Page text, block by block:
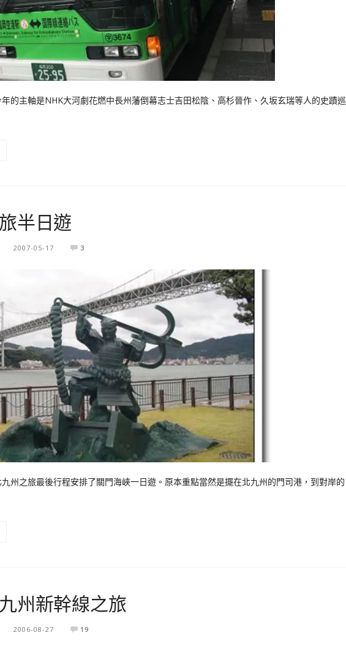
主軸是NHK大河劇花燃中長州藩倒幕志士吉田松陰、高杉晉作、久坂玄瑞等人的史蹟巡
半日遊
2007-05-17 3
之旅最後行程安排了關門海峽一日遊。原本重點當然是擺在北九州的門司港，到對岸的
州新幹線之旅
2006-08-27 19